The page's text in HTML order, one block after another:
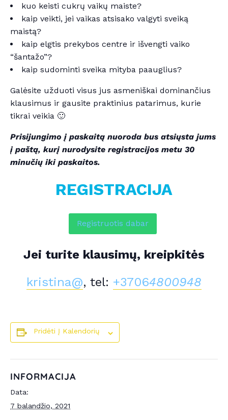
kuo keisti cukrų vaikų maiste?
kaip veikti, jei vaikas atsisako valgyti sveiką
maistą?
kaip elgtis prekybos centre ir išvengti vaiko
“šantažo”?
kaip sudominti sveika mityba paauglius?
Galėsite užduoti visus jus asmeniškai dominančius
klausimus ir gausite praktinius patarimus, kurie
tikrai veikia 🙂
Prisijungimo į paskaitą nuoroda bus atsiųsta jums
į paštą, kurį nurodysite registracijos metu 30
minučių iki paskaitos.
REGISTRACIJA
Registruotis dabar
Jei turite klausimų, kreipkitės
kristina@, tel: +37064800948
Pridėti Į Kalendorių
INFORMACIJA
Data:
7 balandžio, 2021